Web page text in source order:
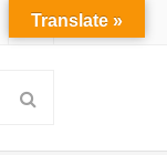
Translate »